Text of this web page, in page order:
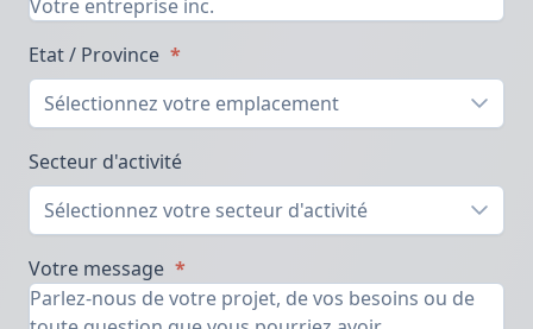
Etat / Province *
Sélectionnez votre emplacement
Secteur d'activité
Sélectionnez votre secteur d'activité
Votre message *